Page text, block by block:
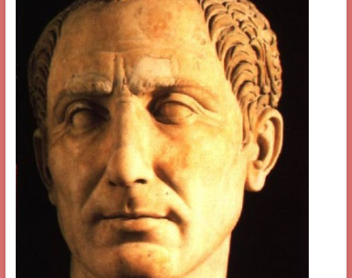
catholique